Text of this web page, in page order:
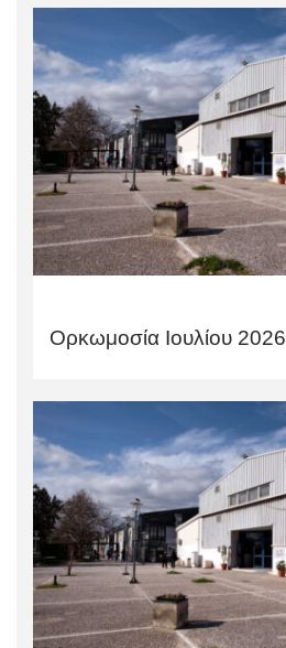
Ορκωμοσία Ιουλίου 2026